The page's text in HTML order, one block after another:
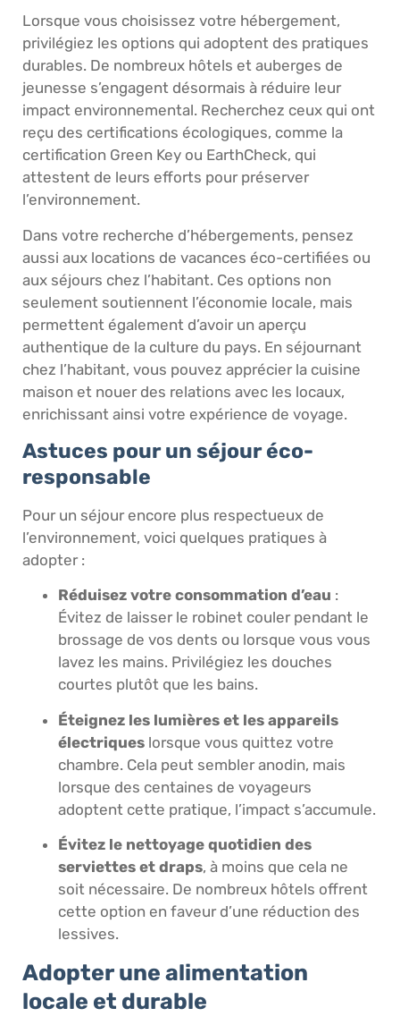
Lorsque vous choisissez votre hébergement,
privilégiez les options qui adoptent des pratiques
durables. De nombreux hôtels et auberges de
jeunesse s’engagent désormais à réduire leur
impact environnemental. Recherchez ceux qui ont
reçu des certifications écologiques, comme la
certification Green Key ou EarthCheck, qui
attestent de leurs efforts pour préserver
l’environnement.
Dans votre recherche d’hébergements, pensez
aussi aux locations de vacances éco-certifiées ou
aux séjours chez l’habitant. Ces options non
seulement soutiennent l’économie locale, mais
permettent également d’avoir un aperçu
authentique de la culture du pays. En séjournant
chez l’habitant, vous pouvez apprécier la cuisine
maison et nouer des relations avec les locaux,
enrichissant ainsi votre expérience de voyage.
Astuces pour un séjour éco-
responsable
Pour un séjour encore plus respectueux de
l’environnement, voici quelques pratiques à
adopter :
Réduisez votre consommation d’eau :
Évitez de laisser le robinet couler pendant le
brossage de vos dents ou lorsque vous vous
lavez les mains. Privilégiez les douches
courtes plutôt que les bains.
Éteignez les lumières et les appareils
électriques lorsque vous quittez votre
chambre. Cela peut sembler anodin, mais
lorsque des centaines de voyageurs
adoptent cette pratique, l’impact s’accumule.
Évitez le nettoyage quotidien des
serviettes et draps, à moins que cela ne
soit nécessaire. De nombreux hôtels offrent
cette option en faveur d’une réduction des
lessives.
Adopter une alimentation
locale et durable